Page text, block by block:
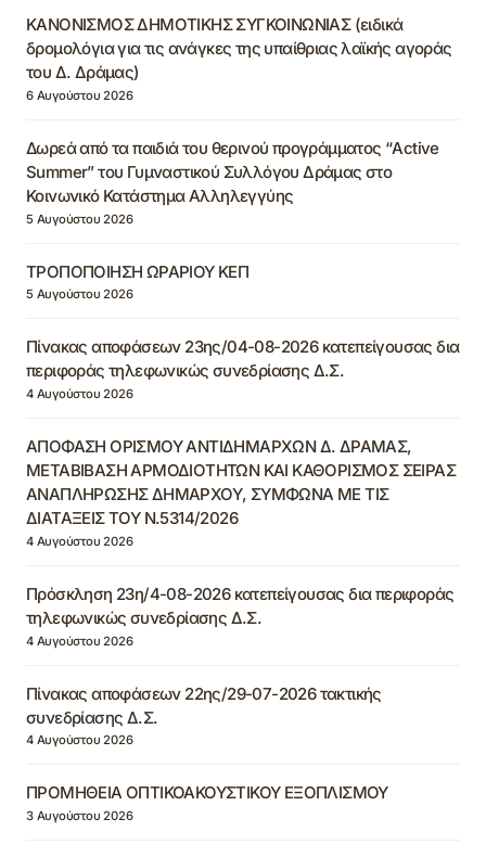
ΚΑΝΟΝΙΣΜΟΣ ΔΗΜΟΤΙΚΗΣ ΣΥΓΚΟΙΝΩΝΙΑΣ (ειδικά
δρομολόγια για τις ανάγκες της υπαίθριας λαϊκής αγοράς
του Δ. Δράμας)
6 Αυγούστου 2026
Δωρεά από τα παιδιά του θερινού προγράμματος “Active
Summer” του Γυμναστικού Συλλόγου Δράμας στο
Κοινωνικό Κατάστημα Αλληλεγγύης
5 Αυγούστου 2026
ΤΡΟΠΟΠΟΙΗΣΗ ΩΡΑΡΙΟΥ ΚΕΠ
5 Αυγούστου 2026
Πίνακας αποφάσεων 23ης/04-08-2026 κατεπείγουσας δια
περιφοράς τηλεφωνικώς συνεδρίασης Δ.Σ.
4 Αυγούστου 2026
ΑΠΟΦΑΣΗ ΟΡΙΣΜΟΥ ΑΝΤΙΔΗΜΑΡΧΩΝ Δ. ΔΡΑΜΑΣ,
ΜΕΤΑΒΙΒΑΣΗ ΑΡΜΟΔΙΟΤΗΤΩΝ ΚΑΙ ΚΑΘΟΡΙΣΜΟΣ ΣΕΙΡΑΣ
ΑΝΑΠΛΗΡΩΣΗΣ ΔΗΜΑΡΧΟΥ, ΣΥΜΦΩΝΑ ΜΕ ΤΙΣ
ΔΙΑΤΑΞΕΙΣ ΤΟΥ Ν.5314/2026
4 Αυγούστου 2026
Πρόσκληση 23η/4-08-2026 κατεπείγουσας δια περιφοράς
τηλεφωνικώς συνεδρίασης Δ.Σ.
4 Αυγούστου 2026
Πίνακας αποφάσεων 22ης/29-07-2026 τακτικής
συνεδρίασης Δ.Σ.
4 Αυγούστου 2026
ΠΡΟΜΗΘΕΙΑ ΟΠΤΙΚΟΑΚΟΥΣΤΙΚΟΥ ΕΞΟΠΛΙΣΜΟΥ
3 Αυγούστου 2026